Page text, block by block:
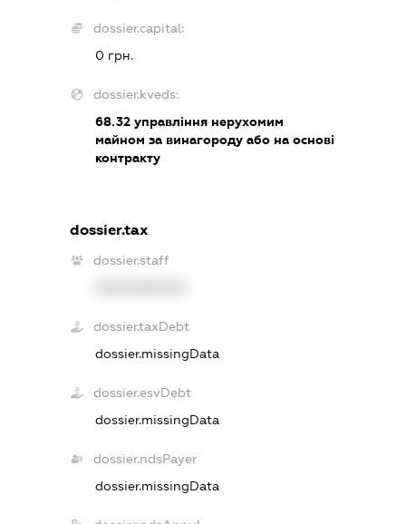
dossier.capital:
0 грн.
dossier.kveds:
68.32управління нерухомим
майном за винагороду або на основі
контракту
dossier.tax
dossier.staff
dossier.taxDebt
dossier.missingData
dossier.esvDebt
dossier.missingData
dossier.ndsPayer
dossier.missingData